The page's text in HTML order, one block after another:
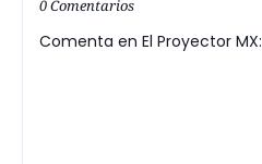
0 Comentarios
Comenta en El Proyector MX: